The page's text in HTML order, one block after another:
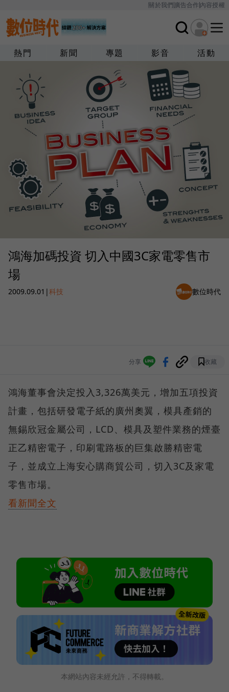
關於我們廣告合作內容授權
熱門 新聞 專題 影音 活動
鴻海加碼投資 切入中國3C家電零售市
場
2009.09.01 |科技 數位時代
分享 收藏
鴻海董事會決定投入3,326萬美元，增加五項投資
計畫，包括研發電子紙的廣州奧翼，模具產銷的
無錫欣冠金屬公司，LCD、模具及塑件業務的煙臺
正乙精密電子，印刷電路板的巨集啟勝精密電
子，並成立上海安心購商貿公司，切入3C及家電
零售市場。
看新聞全文
本網站內容未經允許，不得轉載。